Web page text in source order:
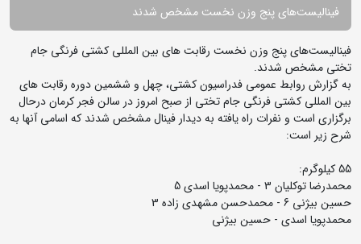
فینالیست‌های پنج وزن نخست مشخص شدند
فینالیست‌های پنج وزن نخست رقابت های بین المللی کشتی فرنگی جام
تختی مشخص شدند.
به گزارش روابط عمومی فدراسیون کشتی، چهل و ششمین دوره رقابت های
بین المللی کشتی فرنگی جام تختی از صبح امروز در سالن فجر کرمان درحال
برگزاری است و نفرات راه یافته به دیدار فینال مشخص شدند که اسامی آنها به
شرح زیر است:
55 کیلوگرم:
محمدرضا توکلیان 3 - محمدپویا اسدی 5
حسین بیژنی 6 - محمدحسن مشهدی زاده 3
محمدپویا اسدی - حسین بیژنی